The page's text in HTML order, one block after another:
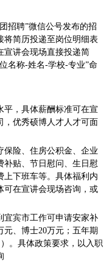
招聘”微信公号发布的招
将简历投递至岗位明细表
宣讲会现场直接投递简
名称-姓名-学校-专业”命
平，具体薪酬标准可在宣
，优秀硕博人才人才可面
保险、住房公积金、企业
补贴、节日慰问、生日慰
上下班车等。具体福利内
可在宣讲会现场咨询，或
宜宾市工作可申请安家补
、博士20万元；五年期
。具体政策要求，以入职